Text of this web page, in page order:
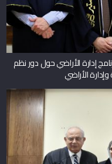
إدارة الأراضي حول دور نظم
الأراضي